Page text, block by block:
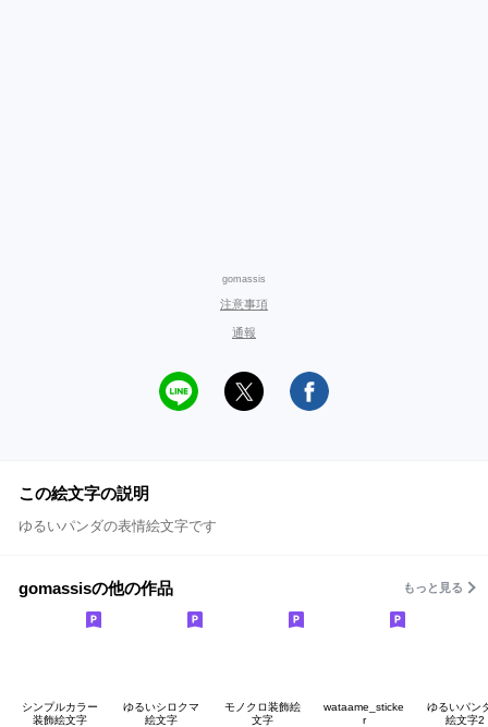
gomassis
注意事項
通報
この絵文字の説明
ゆるいパンダの表情絵文字です
gomassisの他の作品 もっと見る
シンプルカラー
装飾絵文字
ゆるいシロクマ
絵文字
モノクロ装飾絵
文字
wataame_sticke
r
ゆるいパン
絵文字2